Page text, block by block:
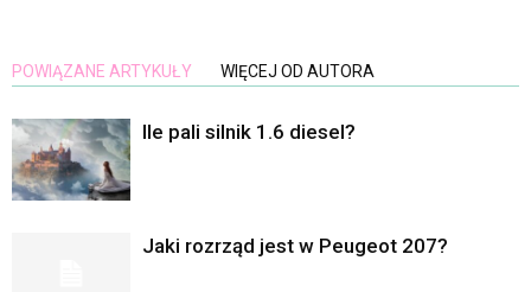
POWIĄZANE ARTYKUŁY WIĘCEJ OD AUTORA
Ile pali silnik 1.6 diesel?
Jaki rozrząd jest w Peugeot 207?